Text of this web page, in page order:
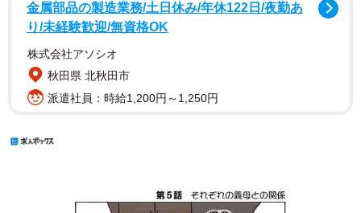
金属部品の製造業務/土日休み/年休122日/夜勤あ
り/未経験歓迎/無資格OK
株式会社アソシオ
秋田県 北秋田市
派遣社員：時給1,200円～1,250円